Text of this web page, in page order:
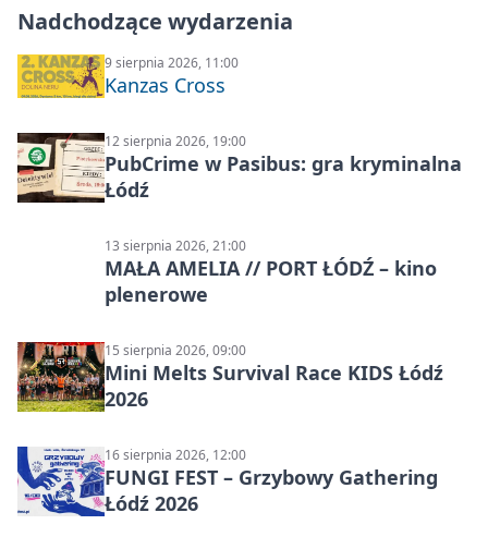
Nadchodzące wydarzenia
9 sierpnia 2026, 11:00
Kanzas Cross
12 sierpnia 2026, 19:00
PubCrime w Pasibus: gra kryminalna
Łódź
13 sierpnia 2026, 21:00
MAŁA AMELIA // PORT ŁÓDŹ – kino
plenerowe
15 sierpnia 2026, 09:00
Mini Melts Survival Race KIDS Łódź
2026
16 sierpnia 2026, 12:00
FUNGI FEST – Grzybowy Gathering
Łódź 2026